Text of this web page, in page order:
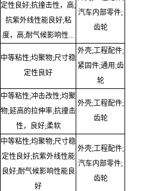
定性良好;抗撞击性，高;
抗紫外线性能良好;粘
度，高;耐气候影响性...
汽车内部零件;
齿轮
中等粘性;均聚物;尺寸稳
定性良好
外壳;工程配件;
紧固件;通用;齿
轮
中等粘性;冲击改性;均聚
物;延高的拉伸率;抗撞击
性，良好;柔软
外壳;工程配件;
齿轮
中等粘性;均聚物;尺寸稳
定性良好;抗紫外线性能
良好;耐气候影响性能良
好
外壳;工程配件;
汽车内部零件;
齿轮